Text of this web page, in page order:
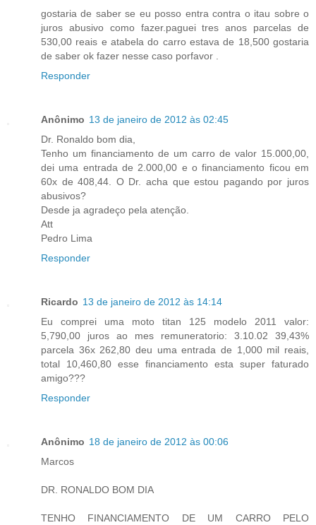
gostaria de saber se eu posso entra contra o itau sobre o
juros abusivo como fazer.paguei tres anos parcelas de
530,00 reais e atabela do carro estava de 18,500 gostaria
de saber ok fazer nesse caso porfavor .
Responder
Anônimo 13 de janeiro de 2012 às 02:45
Dr. Ronaldo bom dia,
Tenho um financiamento de um carro de valor 15.000,00,
dei uma entrada de 2.000,00 e o financiamento ficou em
60x de 408,44. O Dr. acha que estou pagando por juros
abusivos?
Desde ja agradeço pela atenção.
Att
Pedro Lima
Responder
Ricardo 13 de janeiro de 2012 às 14:14
Eu comprei uma moto titan 125 modelo 2011 valor:
5,790,00 juros ao mes remuneratorio: 3.10.02 39,43%
parcela 36x 262,80 deu uma entrada de 1,000 mil reais,
total 10,460,80 esse financiamento esta super faturado
amigo???
Responder
Anônimo 18 de janeiro de 2012 às 00:06
Marcos
DR. RONALDO BOM DIA
TENHO FINANCIAMENTO DE UM CARRO PELO